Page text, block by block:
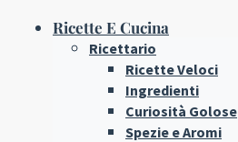
Ricette E Cucina
Ricettario
Ricette Veloci
Ingredienti
Curiosità Golose
Spezie e Aromi